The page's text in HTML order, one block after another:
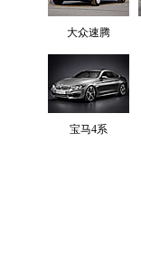
大众速腾
宝马4系